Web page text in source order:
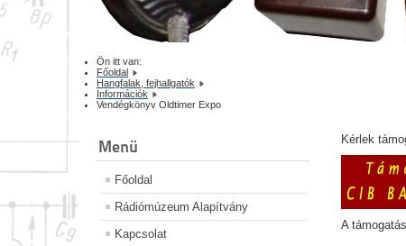
Ön itt van:
Főoldal
Hangfalak, fejhallgatók
Információk
Vendégkönyv Oldtimer Expo
Menü
Főoldal
Rádiómúzeum Alapítvány
Kapcsolat
Kérlek
A